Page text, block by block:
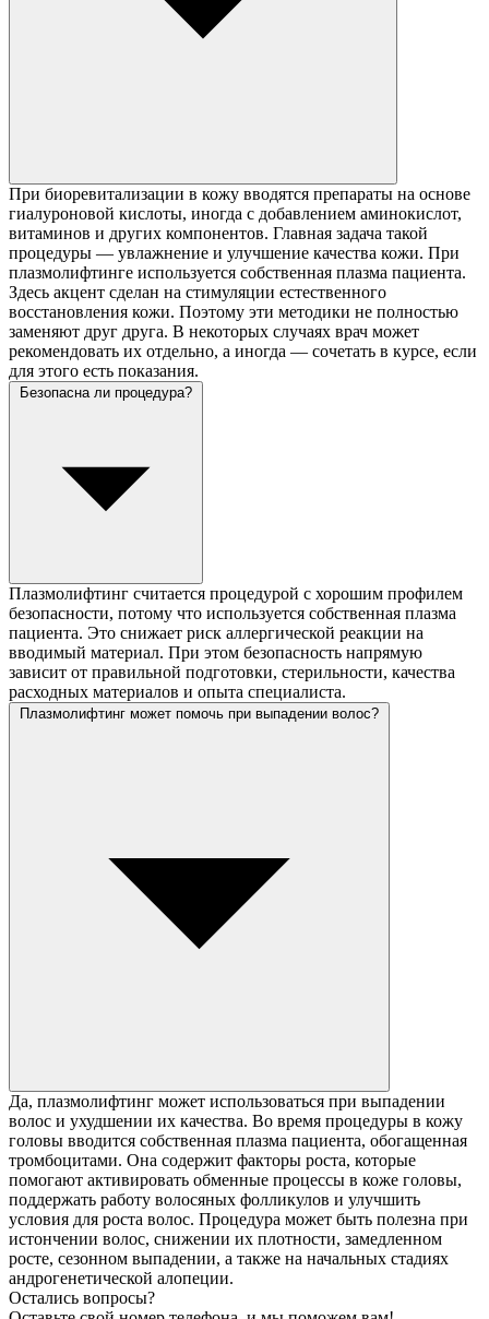
При биоревитализации в кожу вводятся препараты на основе
гиалуроновой кислоты, иногда с добавлением аминокислот,
витаминов и других компонентов. Главная задача такой
процедуры — увлажнение и улучшение качества кожи. При
плазмолифтинге используется собственная плазма пациента.
Здесь акцент сделан на стимуляции естественного
восстановления кожи. Поэтому эти методики не полностью
заменяют друг друга. В некоторых случаях врач может
рекомендовать их отдельно, а иногда — сочетать в курсе, если
для этого есть показания.
Безопасна ли процедура?
Плазмолифтинг считается процедурой с хорошим профилем
безопасности, потому что используется собственная плазма
пациента. Это снижает риск аллергической реакции на
вводимый материал. При этом безопасность напрямую
зависит от правильной подготовки, стерильности, качества
расходных материалов и опыта специалиста.
Плазмолифтинг может помочь при выпадении волос?
Да, плазмолифтинг может использоваться при выпадении
волос и ухудшении их качества. Во время процедуры в кожу
головы вводится собственная плазма пациента, обогащенная
тромбоцитами. Она содержит факторы роста, которые
помогают активировать обменные процессы в коже головы,
поддержать работу волосяных фолликулов и улучшить
условия для роста волос. Процедура может быть полезна при
истончении волос, снижении их плотности, замедленном
росте, сезонном выпадении, а также на начальных стадиях
андрогенетической алопеции.
Остались вопросы?